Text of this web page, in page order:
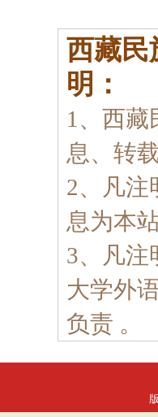
西藏民
明：
1、西藏
息、转
2、凡注
息为本
3、凡注
大学外
负责 。